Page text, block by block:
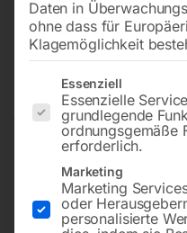
Präzisions-Ausführung für
Leichtmetalllegierungen
Daten in
ohne dass für
Klagemöglichkeit
Es folgt eine Liste der
Essenziell
Essenzielle
grundlegende
ordnungsgemäße
erforderlich.
Marketing
Marketing
oder
personalisierte